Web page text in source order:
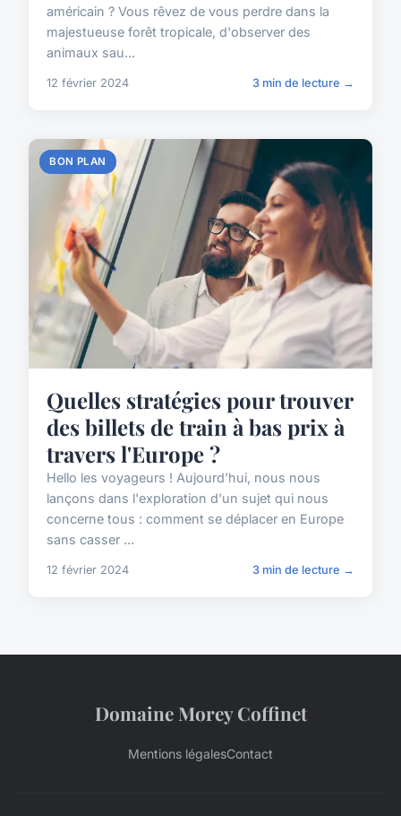
américain ? Vous rêvez de vous perdre dans la
majestueuse forêt tropicale, d'observer des
animaux sau...
12 février 2024 3 min de lecture →
BON PLAN
Quelles stratégies pour trouver
des billets de train à bas prix à
travers l'Europe ?
Hello les voyageurs ! Aujourd'hui, nous nous
lançons dans l'exploration d'un sujet qui nous
concerne tous : comment se déplacer en Europe
sans casser ...
12 février 2024 3 min de lecture →
Domaine Morey Coffinet
Mentions légalesContact